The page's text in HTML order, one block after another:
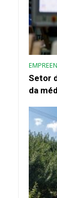
Setor
da